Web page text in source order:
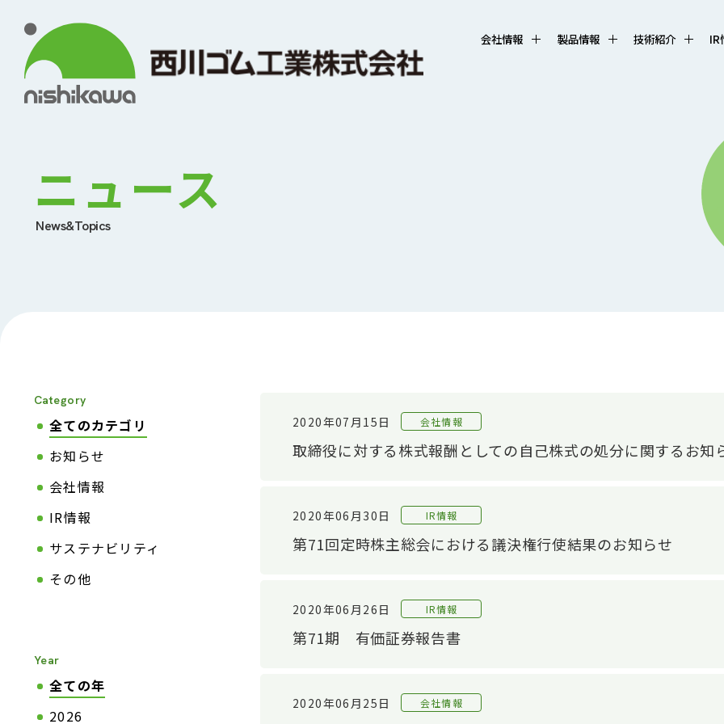
会社情報 製品情報 技術紹介 IR
ニュース
News&Topics
Category
全てのカテゴリ
お知らせ
会社情報
IR情報
サステナビリティ
その他
Year
全ての年
2026
2020年07月15日 会社情報
取締役に対する株式報酬としての自己株式の処分に関するお知
2020年06月30日 IR情報
第71回定時株主総会における議決権行使結果のお知らせ
2020年06月26日 IR情報
第71期 有価証券報告書
2020年06月25日 会社情報